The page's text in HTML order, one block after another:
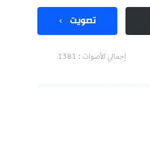
تصويت
إجمالي الأصوات : 1381